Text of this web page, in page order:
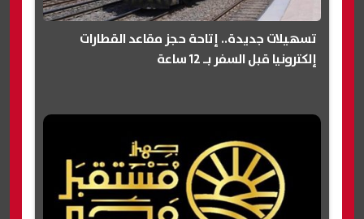
تسهيلات جديدة.. إتاحة حجز مقاعد القطارات
إلكترونيا قبل السفر بـ 12 ساعة